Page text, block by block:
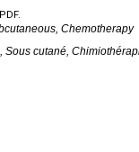
Chemotherapy
Sous cutané,